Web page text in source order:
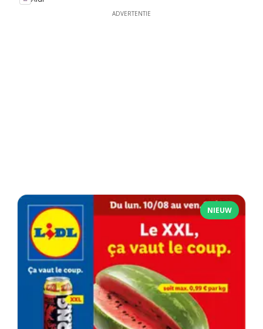
ADVERTENTIE
NIEUW